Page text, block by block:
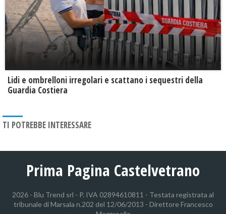
Lidi e ombrelloni irregolari e scattano i sequestri della
Guardia Costiera
TI POTREBBE INTERESSARE
Prima Pagina Castelvetrano
2026 - Blu Trend srl - P. IVA 02894610811 - Testata registrata al
tribunale di Marsala n.202 del 12/06/2013 - Direttore Francesco